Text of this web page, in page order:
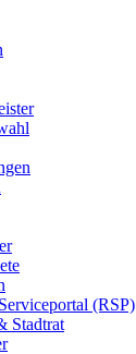
(RSP)
Stadtrat